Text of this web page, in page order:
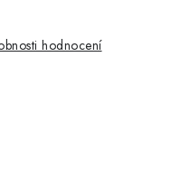
hodnocení